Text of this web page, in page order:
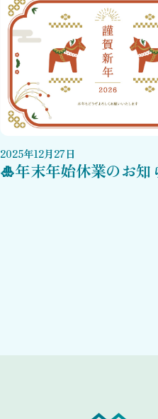
2025年12月27日
🎍年末年始休業のお知